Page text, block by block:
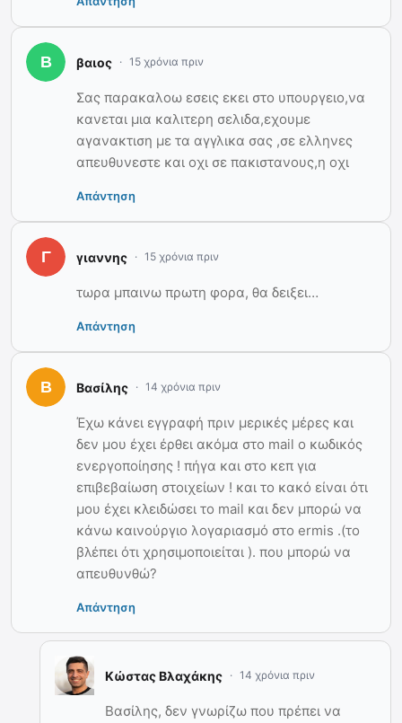
βαιος 15 χρόνια πριν
Σας παρακαλοω εσεις εκει στο υπουργειο,να
κανεται μια καλιτερη σελιδα,εχουμε
αγανακτιση με τα αγγλικα σας ,σε ελληνες
απευθυνεστε και οχι σε πακιστανους,η οχι
Απάντηση
γιαννης 15 χρόνια πριν
τωρα μπαινω πρωτη φορα, θα δειξει…
Απάντηση
Βασίλης 14 χρόνια πριν
Έχω κάνει εγγραφή πριν μερικές μέρες και
δεν μου έχει έρθει ακόμα στο mail ο κωδικός
ενεργοποίησης ! πήγα και στο κεπ για
επιβεβαίωση στοιχείων ! και το κακό είναι ότι
μου έχει κλειδώσει το mail και δεν μπορώ να
κάνω καινούργιο λογαριασμό στο ermis .(το
βλέπει ότι χρησιμοποιείται ). που μπορώ να
απευθυνθώ?
Απάντηση
Κώστας Βλαχάκης 14 χρόνια πριν
Βασίλης, δεν γνωρίζω που πρέπει να